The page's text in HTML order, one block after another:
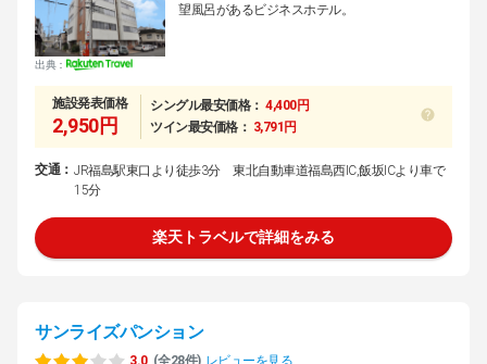
出典：
望風呂があるビジネスホテル。
施設発表価格
2,950円
シングル最安価格： 4,400円
ツイン最安価格： 3,791円
交通： JR福島駅東口より徒歩3分 東北自動車道福島西IC,飯坂ICより車で
15分
楽天トラベルで詳細をみる
サンライズパンション
3.0 (全28件) レビューを見る